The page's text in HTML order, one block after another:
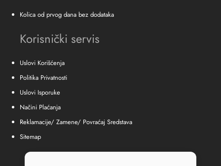
Kolica od prvog dana bez dodataka
Korisnički servis
Uslovi Korišćenja
Politika Privatnosti
Uslovi Isporuke
Načini Plaćanja
Reklamacije/ Zamene/ Povraćaj Sredstava
Sitemap